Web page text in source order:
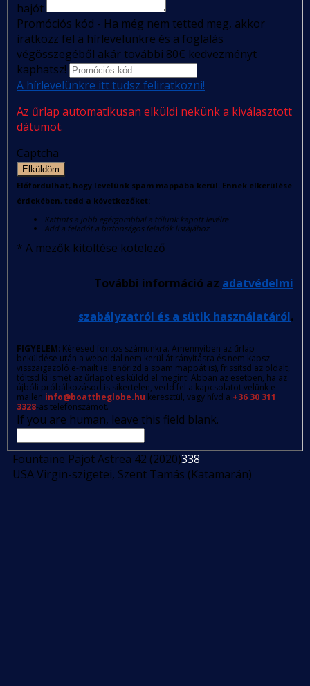
hajót
Promóciós kód - Ha még nem tetted meg, akkor
iratkozz fel a hírlevelünkre és a foglalás
végösszegéből akár további 80€ kedvezményt
kaphatsz!
A hírlevelünkre itt tudsz feliratkozni!
Az űrlap automatikusan elküldi nekünk a kiválasztott
dátumot.
Captcha
Elküldöm
Előfordulhat, hogy levelünk spam mappába kerül. Ennek elkerülése
érdekében, tedd a következőket:
Kattints a jobb egérgombbal a tőlünk kapott levélre
Add a feladót a biztonságos feladók listájához
* A mezők kitöltése kötelező
További információ az adatvédelmi
szabályzatról és a sütik használatáról.
FIGYELEM: Kérésed fontos számunkra. Amennyiben az űrlap
beküldése után a weboldal nem kerül átirányításra és nem kapsz
visszaigazoló e-mailt (ellenőrizd a spam mappát is), frissítsd az oldalt,
töltsd ki ismét az űrlapot és küldd el megint! Abban az esetben, ha az
újbóli próbálkozásod is sikertelen, vedd fel a kapcsolatot velünk e-
mailen info@boattheglobe.hu keresztül, vagy hívd a +36 30 311
3328-as telefonszámot.
If you are human, leave this field blank.
Fountaine Pajot Astrea 42 (2020)338
USA Virgin-szigetei, Szent Tamás (Katamarán)